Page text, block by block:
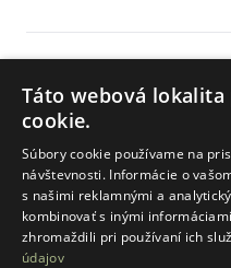
Developer si ako budúci
zmenu a doplnenie
stránke
budúci kupujúci obdrží
prevode vlastníctva
Technické
Stiahnuť katalóg bytov
Táto webová
cookie.
Súbory cookie používame na
návštevnosti. Informácie o
s našimi reklamnými a
kombinovať s inými
zhromaždili pri používaní ich
údajov